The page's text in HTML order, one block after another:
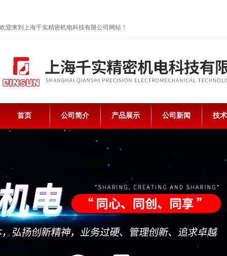
欢迎来到上海千实精密机电科技有限公司网站！
首页 公司简介 产品展示 公司新闻 技